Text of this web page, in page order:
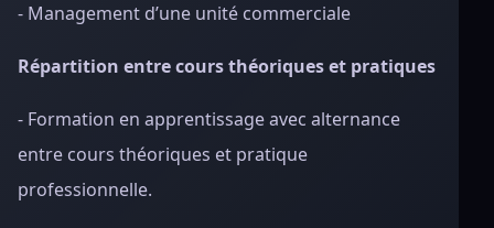
- Management d’une unité commerciale
Répartition entre cours théoriques et pratiques
- Formation en apprentissage avec alternance
entre cours théoriques et pratique
professionnelle.